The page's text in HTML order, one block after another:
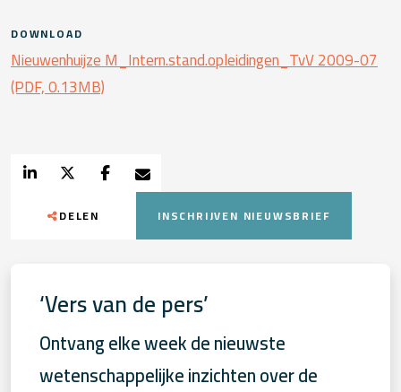
DOWNLOAD
Nieuwenhuijze M_Intern.stand.opleidingen_TvV 2009-07
(PDF, 0.13MB)
DELEN INSCHRIJVEN NIEUWSBRIEF
‘Vers van de pers’
Ontvang elke week de nieuwste
wetenschappelijke inzichten over de